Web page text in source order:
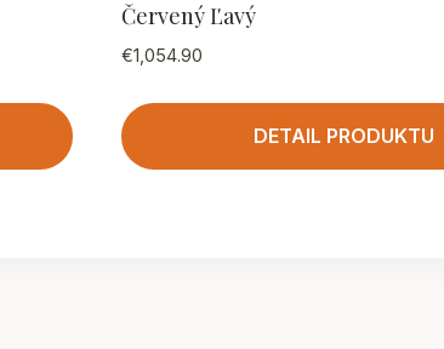
Červený Ľavý
€1,054.90
DETAIL PRODUKTU